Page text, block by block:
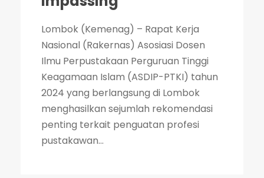
Lombok (Kemenag) – Rapat Kerja
Nasional (Rakernas) Asosiasi Dosen
Ilmu Perpustakaan Perguruan Tinggi
Keagamaan Islam (ASDIP-PTKI) tahun
2024 yang berlangsung di Lombok
menghasilkan sejumlah rekomendasi
penting terkait penguatan profesi
pustakawan...